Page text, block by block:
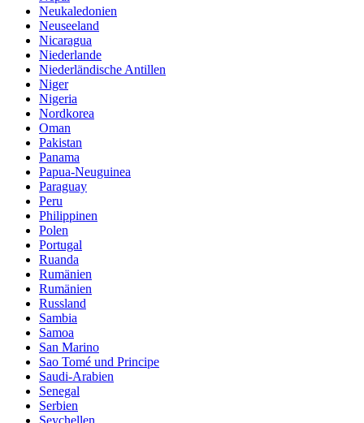
Neukaledonien
Neuseeland
Nicaragua
Niederlande
Niederländische Antillen
Niger
Nigeria
Nordkorea
Oman
Pakistan
Panama
Papua-Neuguinea
Paraguay
Peru
Philippinen
Polen
Portugal
Ruanda
Rumänien
Rumänien
Russland
Sambia
Samoa
San Marino
Sao Tomé und Principe
Saudi-Arabien
Senegal
Serbien
Seychellen